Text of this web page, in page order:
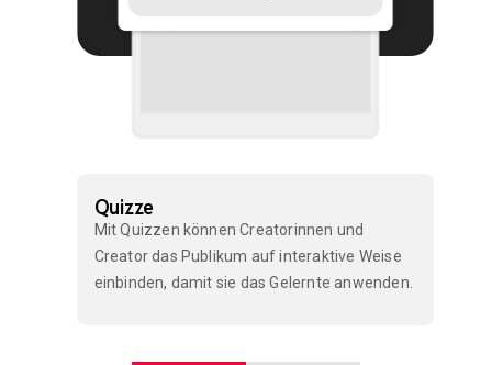
Quizze
Mit Quizzen können Creatorinnen und
Creator das Publikum auf interaktive Weise
einbinden, damit sie das Gelernte anwenden.